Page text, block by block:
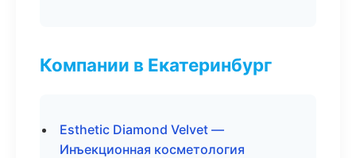
Компании в Екатеринбург
Esthetic Diamond Velvet —
Инъекционная косметология